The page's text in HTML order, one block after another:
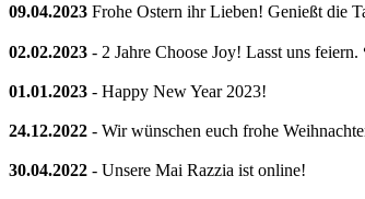
09.04.2023 Frohe Ostern ihr Lieben! Genießt die
02.02.2023 - 2 Jahre Choose Joy! Lasst uns
01.01.2023 - Happy New Year 2023!
24.12.2022 - Wir wünschen euch frohe
30.04.2022 - Unsere Mai Razzia ist online!